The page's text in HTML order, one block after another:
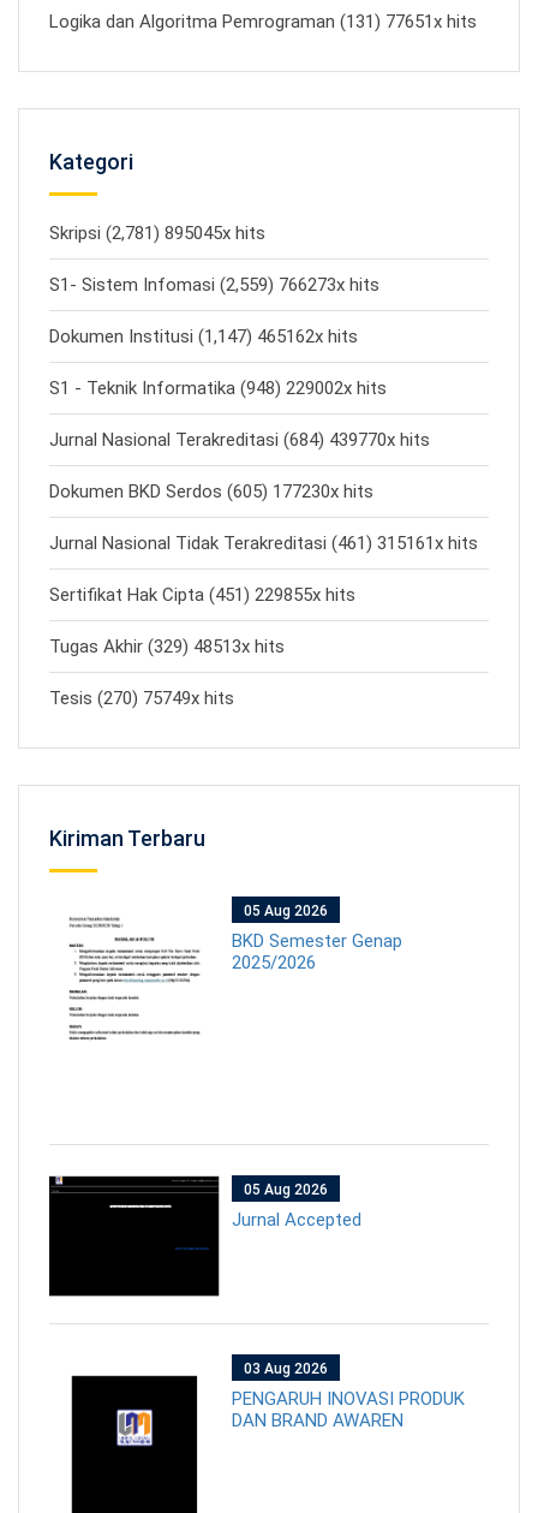
Logika dan Algoritma Pemrograman (131) 77651x hits
Kategori
Skripsi (2,781) 895045x hits
S1- Sistem Infomasi (2,559) 766273x hits
Dokumen Institusi (1,147) 465162x hits
S1 - Teknik Informatika (948) 229002x hits
Jurnal Nasional Terakreditasi (684) 439770x hits
Dokumen BKD Serdos (605) 177230x hits
Jurnal Nasional Tidak Terakreditasi (461) 315161x hits
Sertifikat Hak Cipta (451) 229855x hits
Tugas Akhir (329) 48513x hits
Tesis (270) 75749x hits
Kiriman Terbaru
05 Aug 2026
BKD Semester Genap
2025/2026
05 Aug 2026
Jurnal Accepted
03 Aug 2026
PENGARUH INOVASI PRODUK
DAN BRAND AWAREN